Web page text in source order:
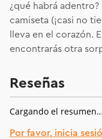
¿qué habrá
camiseta (¡casi no
lleva en el corazón.
encontrarás otra
Reseñas
Cargando el resumen…
Por favor, inicia